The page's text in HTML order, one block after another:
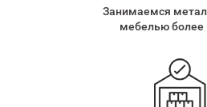
Занимаемся
мебелью более